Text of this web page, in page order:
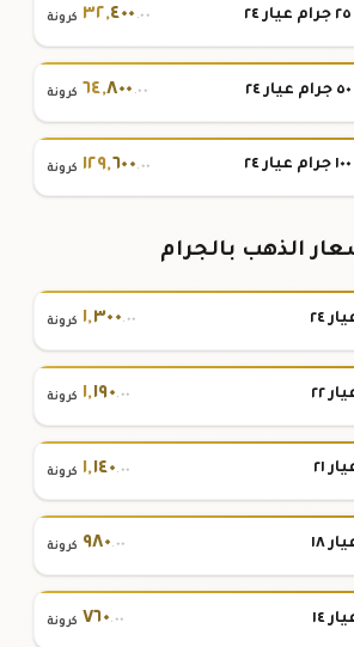
٣٢,٤٠٠ .٠٠ كرونة
٦٤,٨٠٠ .٠٠ كرونة
١٢٩,٦٠٠.٠٠ كرونة
الذهب بالجرام
٢٤ ١,٣٠٠.٠٠ كرونة
٢٢ ١,١٩٠.٠٠ كرونة
٢١ ١,١٤٠.٠٠ كرونة
١٨ ٩٨٠.٠٠ كرونة
١٤ ٧٦٠.٠٠ كرونة